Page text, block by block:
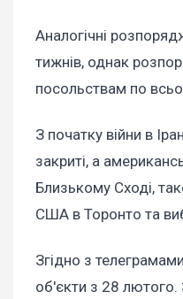
Аналогічні
тижнів, однак
посольствам по
З початку війни в
закриті, а
Близькому Сході,
США в Торонто та
Згідно з
об'єкти з 28 лютого.